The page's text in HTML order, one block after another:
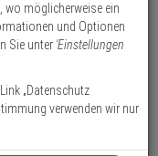
anlegen
wo möglicherweise ein
und Optionen
Sie unter 'Einstellungen
„Datenschutz
verwenden wir nur